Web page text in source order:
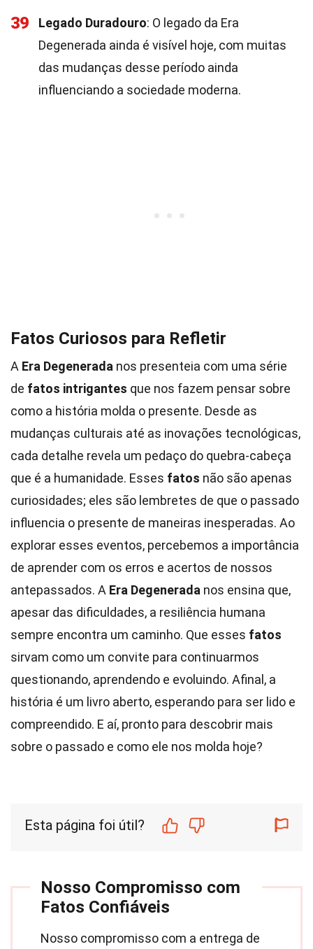
39 Legado Duradouro: O legado da Era
Degenerada ainda é visível hoje, com muitas
das mudanças desse período ainda
influenciando a sociedade moderna.
Fatos Curiosos para Refletir
A Era Degenerada nos presenteia com uma série
de fatos intrigantes que nos fazem pensar sobre
como a história molda o presente. Desde as
mudanças culturais até as inovações tecnológicas,
cada detalhe revela um pedaço do quebra-cabeça
que é a humanidade. Esses fatos não são apenas
curiosidades; eles são lembretes de que o passado
influencia o presente de maneiras inesperadas. Ao
explorar esses eventos, percebemos a importância
de aprender com os erros e acertos de nossos
antepassados. A Era Degenerada nos ensina que,
apesar das dificuldades, a resiliência humana
sempre encontra um caminho. Que esses fatos
sirvam como um convite para continuarmos
questionando, aprendendo e evoluindo. Afinal, a
história é um livro aberto, esperando para ser lido e
compreendido. E aí, pronto para descobrir mais
sobre o passado e como ele nos molda hoje?
Esta página foi útil?
Nosso Compromisso com
Fatos Confiáveis
Nosso compromisso com a entrega de